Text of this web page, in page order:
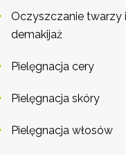
Oczyszczanie twarzy i
demakijaż
Pielęgnacja cery
Pielęgnacja skóry
Pielęgnacja włosów